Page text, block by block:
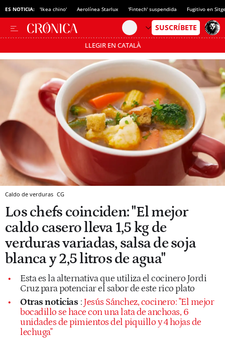
ES NOTICIA: 'Ikea chino' Aerolínea Starlux 'Fintech' suspendida Fugitivo en
LLEGIR EN CATALÀ
Pásate al MODO AHORRO
Caldo de verduras CG
Los chefs coinciden: "El mejor
caldo casero lleva 1,5 kg de
verduras variadas, salsa de soja
blanca y 2,5 litros de agua"
Esta es la alternativa que utiliza el cocinero Jordi
Cruz para potenciar el sabor de este rico plato
Otras noticias : Jesús Sánchez, cocinero: "El mejor
bocadillo se hace con una lata de anchoas, 6
unidades de pimientos del piquillo y 4 hojas de
lechuga"